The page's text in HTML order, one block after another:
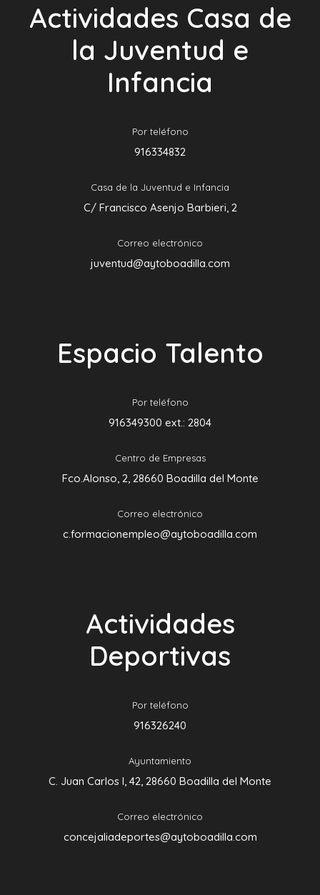
Actividades Casa de
la Juventud e
Infancia
Por teléfono
916334832
Casa de la Juventud e Infancia
C/ Francisco Asenjo Barbieri, 2
Correo electrónico
juventud@aytoboadilla.com
Espacio Talento
Por teléfono
916349300 ext.: 2804
Centro de Empresas
Fco.Alonso, 2, 28660 Boadilla del Monte
Correo electrónico
c.formacionempleo@aytoboadilla.com
Actividades
Deportivas
Por teléfono
916326240
Ayuntamiento
C. Juan Carlos I, 42, 28660 Boadilla del Monte
Correo electrónico
concejaliadeportes@aytoboadilla.com